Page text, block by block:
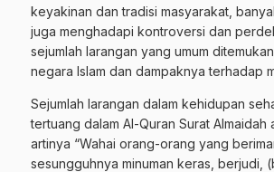
keyakinan dan tradisi masyarakat,
juga menghadapi kontroversi dan
sejumlah larangan yang umum
negara Islam dan dampaknya terhadap
Sejumlah larangan dalam kehidupan
tertuang dalam Al-Quran Surat Almaidah
artinya “Wahai orang-orang yang
sesungguhnya minuman keras, berjudi,